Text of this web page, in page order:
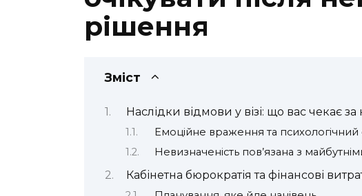
рішення
Зміст
Наслідки відмови у візі: що вас чекає
Емоційне враження та психологічний
Невизначеність пов’язана з
Кабінетна бюрократія та фінансові